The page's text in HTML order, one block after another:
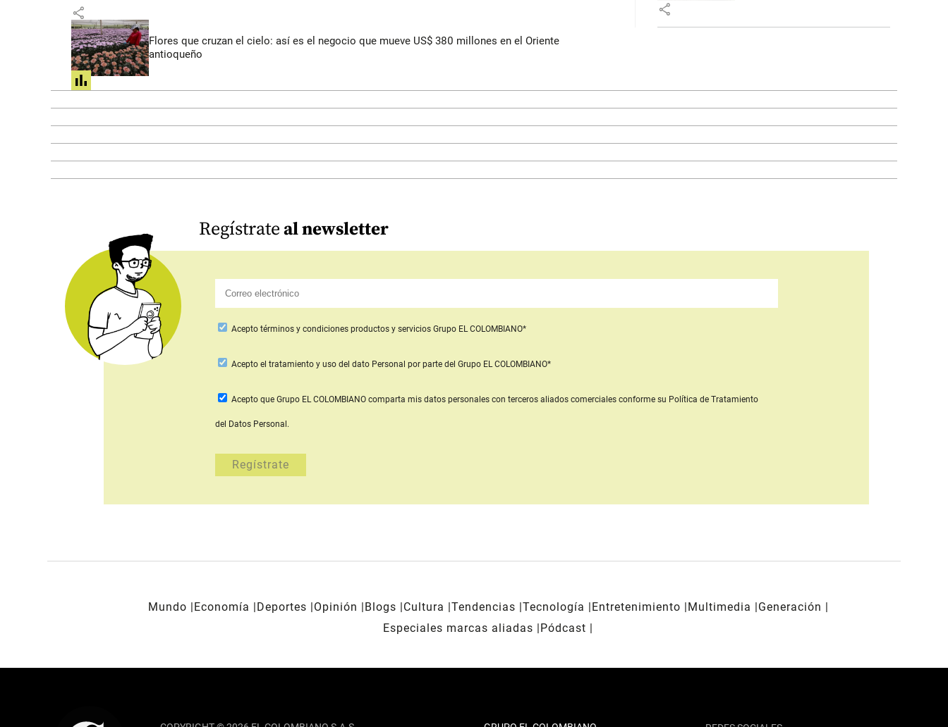
share
Flores que cruzan el cielo: así es el negocio que mueve US$ 380 millones en el Oriente
antioqueño
share
share
Regístrateal newsletter
Acepto términos y condiciones productos y servicios Grupo EL COLOMBIANO*
Aceptoel tratamiento y uso del dato Personal por parte del Grupo EL COLOMBIANO*
Acepto que Grupo EL COLOMBIANO comparta mis datos personales con terceros aliados comercialesconforme su Política de Tratamiento
del Datos Personal.
Mundo Economía Deportes Opinión Blogs Cultura Tendencias Tecnología Entretenimiento Multimedia
Generación
Especiales marcas aliadas
Pódcast